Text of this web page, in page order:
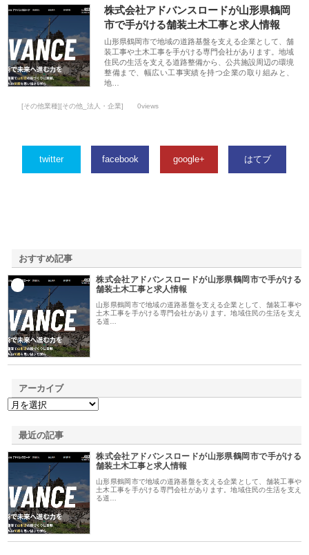
株式会社アドバンスロードが山形県鶴岡
市で手がける舗装土木工事と求人情報
山形県鶴岡市で地域の道路基盤を支える企業として、舗
装工事や土木工事を手がける専門会社があります。地域
住民の生活を支える道路整備から、公共施設周辺の環境
整備まで、幅広い工事実績を持つ企業の取り組みと、
地…
[その他業種][その他_法人・企業] 0views
twitter facebook google+ はてブ
おすすめ記事
株式会社アドバンスロードが山形県鶴岡市で手がける
舗装土木工事と求人情報
山形県鶴岡市で地域の道路基盤を支える企業として、舗装工事や
土木工事を手がける専門会社があります。地域住民の生活を支え
る道…
アーカイブ
最近の記事
株式会社アドバンスロードが山形県鶴岡市で手がける
舗装土木工事と求人情報
山形県鶴岡市で地域の道路基盤を支える企業として、舗装工事や
土木工事を手がける専門会社があります。地域住民の生活を支え
る道…